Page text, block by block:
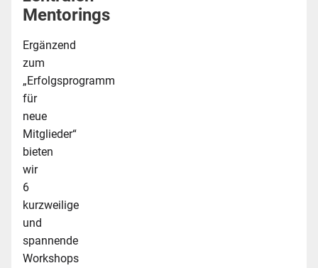
Mentorings
Ergänzend
zum
„Erfolgsprogramm
für
neue
Mitglieder“
bieten
wir
6
kurzweilige
und
spannende
Workshops